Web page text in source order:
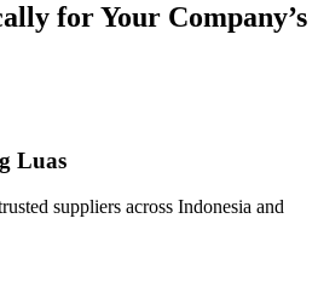
for Your Company’s
Luas
suppliers across Indonesia and